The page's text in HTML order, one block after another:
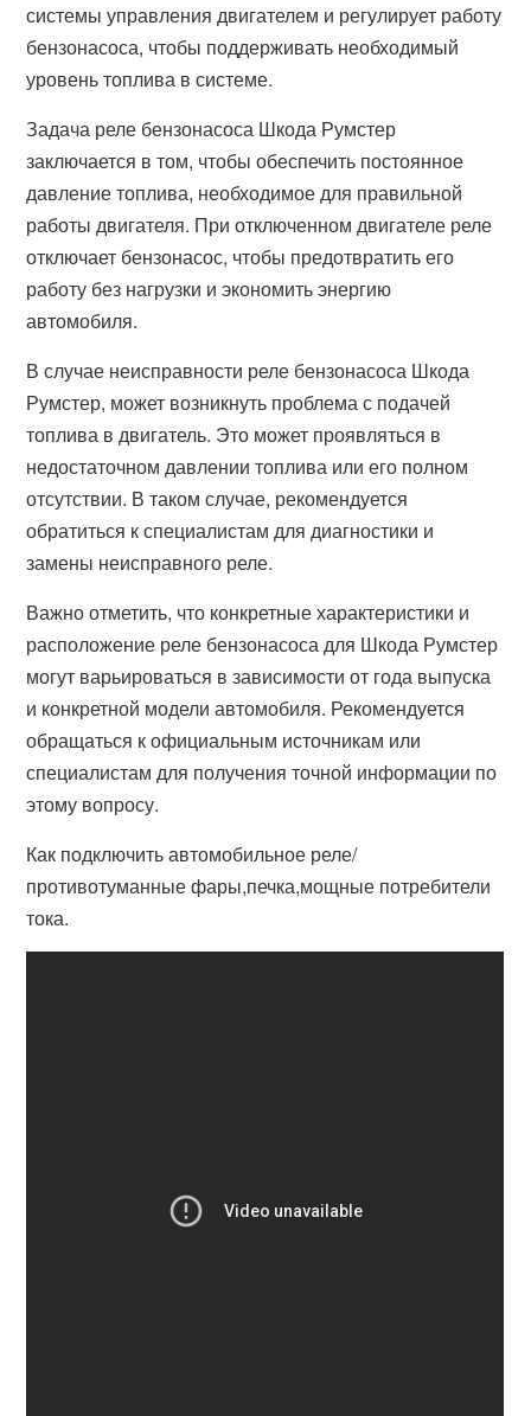
системы управления двигателем и регулирует работу
бензонасоса, чтобы поддерживать необходимый
уровень топлива в системе.
Задача реле бензонасоса Шкода Румстер
заключается в том, чтобы обеспечить постоянное
давление топлива, необходимое для правильной
работы двигателя. При отключенном двигателе реле
отключает бензонасос, чтобы предотвратить его
работу без нагрузки и экономить энергию
автомобиля.
В случае неисправности реле бензонасоса Шкода
Румстер, может возникнуть проблема с подачей
топлива в двигатель. Это может проявляться в
недостаточном давлении топлива или его полном
отсутствии. В таком случае, рекомендуется
обратиться к специалистам для диагностики и
замены неисправного реле.
Важно отметить, что конкретные характеристики и
расположение реле бензонасоса для Шкода Румстер
могут варьироваться в зависимости от года выпуска
и конкретной модели автомобиля. Рекомендуется
обращаться к официальным источникам или
специалистам для получения точной информации по
этому вопросу.
Как подключить автомобильное реле/
противотуманные фары,печка,мощные потребители
тока.